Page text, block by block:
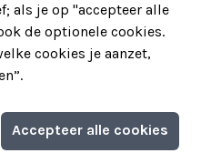
als je op "accepteer alle
de optionele cookies.
cookies je aanzet,
Accepteer alle cookies